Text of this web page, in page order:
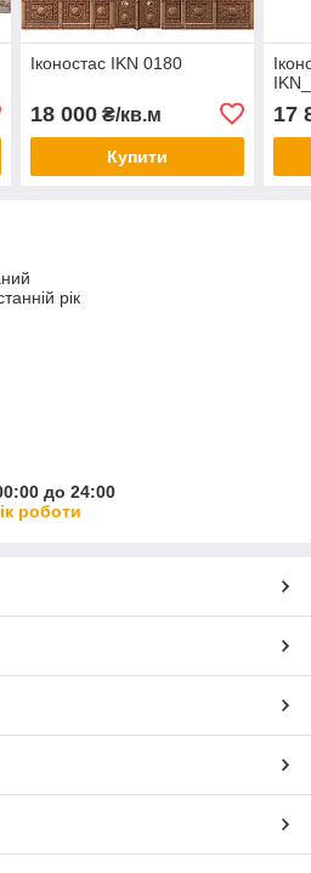
Іконостас IKN 0180
18 000₴/кв.м
Купити
17
рік
до 24:00
роботи